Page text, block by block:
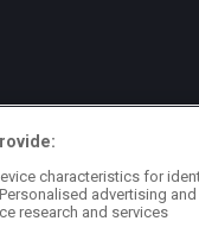
characteristics for
advertising
research and services